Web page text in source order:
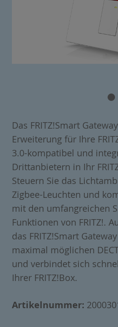
Das FRITZ!Smart
Erweiterung für Ihre
3.0-kompatibel und
Drittanbietern in Ihr
Steuern Sie das
Zigbee-Leuchten und
mit den umfangreichen
Funktionen von FRITZ!.
das FRITZ!Smart
maximal möglichen
und verbindet sich
Ihrer FRITZ!Box.
Artikelnummer: